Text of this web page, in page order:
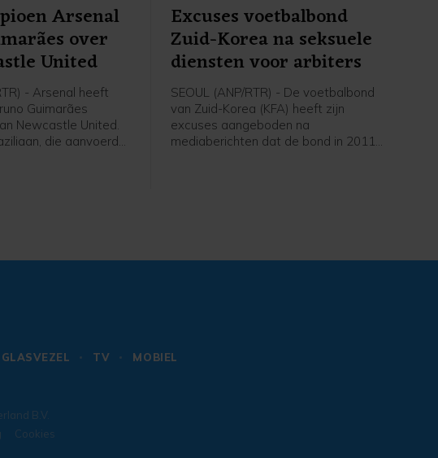
Arsenal
over
United
- Arsenal heeft
Guimarães
Newcastle United.
die aanvoerder
Excuses voetbalbond
Zuid-Korea na seksuele
diensten voor arbiters
SEOUL (ANP/RTR) - De voetbalbond
van Zuid-Korea (KFA) heeft zijn
excuses aangeboden na
mediaberichten dat de bond in 2011
GLASVEZEL TV
MOBIEL
B.V.
Cookies